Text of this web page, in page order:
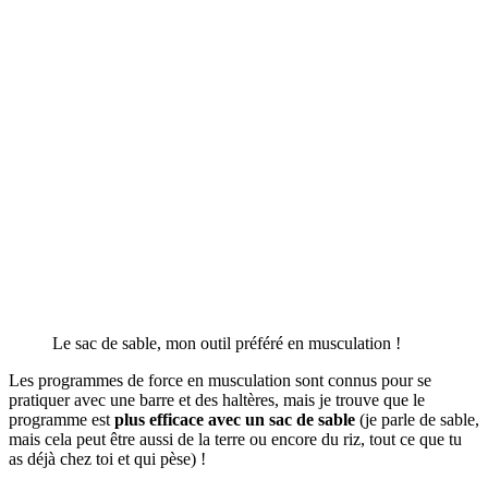
Le sac de sable, mon outil préféré en musculation !
Les programmes de force en musculation sont connus pour se
pratiquer avec une barre et des haltères, mais je trouve que le
programme est plus efficace avec un sac de sable (je parle de sable,
mais cela peut être aussi de la terre ou encore du riz, tout ce que tu
as déjà chez toi et qui pèse) !